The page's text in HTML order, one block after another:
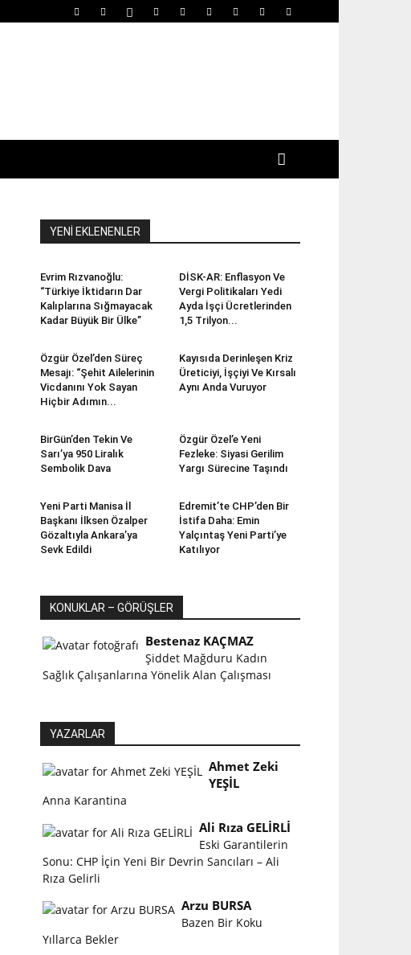
YENİ EKLENENLER
Evrim Rızvanoğlu:
“Türkiye İktidarın Dar
Kalıplarına Sığmayacak
Kadar Büyük Bir Ülke”
DİSK-AR: Enflasyon Ve
Vergi Politikaları Yedi
Ayda İşçi Ücretlerinden
1,5 Trilyon...
Özgür Özel’den Süreç
Mesajı: “Şehit Ailelerinin
Vicdanını Yok Sayan
Hiçbir Adımın...
Kayısıda Derinleşen Kriz
Üreticiyi, İşçiyi Ve Kırsalı
Aynı Anda Vuruyor
BirGün’den Tekin Ve
Sarı’ya 950 Liralık
Sembolik Dava
Özgür Özel’e Yeni
Fezleke: Siyasi Gerilim
Yargı Sürecine Taşındı
Yeni Parti Manisa İl
Başkanı İlksen Özalper
Gözaltıyla Ankara’ya
Sevk Edildi
Edremit’te CHP’den Bir
İstifa Daha: Emin
Yalçıntaş Yeni Parti’ye
Katılıyor
KONUKLAR – GÖRÜŞLER
Bestenaz KAÇMAZ
Şiddet Mağduru Kadın
Sağlık Çalışanlarına Yönelik Alan Çalışması
YAZARLAR
Ahmet Zeki
YEŞİL
Anna Karantina
Ali Rıza GELİRLİ
Eski Garantilerin
Sonu: CHP İçin Yeni Bir Devrin Sancıları – Ali
Rıza Gelirli
Arzu BURSA
Bazen Bir Koku
Yıllarca Bekler